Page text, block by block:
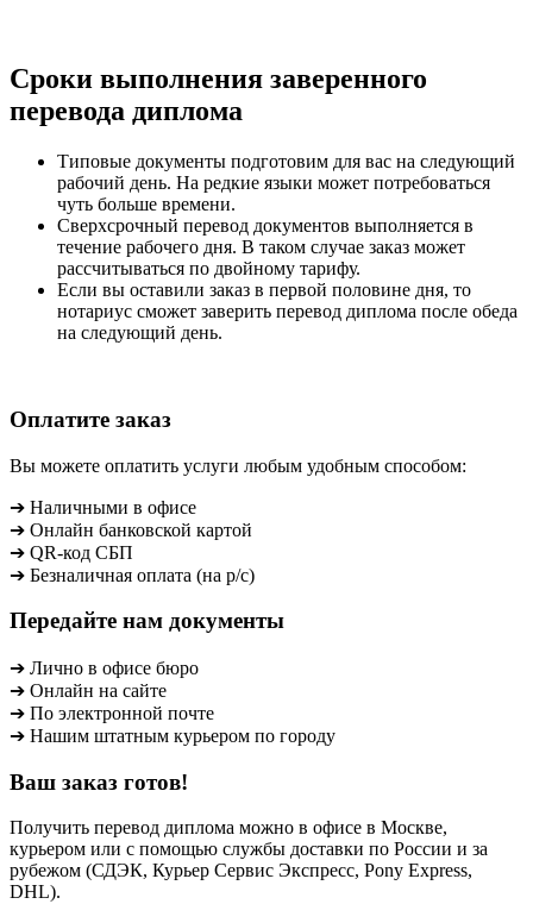
Сроки выполнения заверенного
перевода диплома
Типовые документы подготовим для вас на следующий
рабочий день. На редкие языки может потребоваться
чуть больше времени.
Сверхсрочный перевод документов выполняется в
течение рабочего дня. В таком случае заказ может
рассчитываться по двойному тарифу.
Если вы оставили заказ в первой половине дня, то
нотариус сможет заверить перевод диплома после обеда
на следующий день.
Оплатите заказ
Вы можете оплатить услуги любым удобным способом:
➔ Наличными в офисе
➔ Онлайн банковской картой
➔ QR-код СБП
➔ Безналичная оплата (на р/с)
Передайте нам документы
➔ Лично в офисе бюро
➔ Онлайн на сайте
➔ По электронной почте
➔ Нашим штатным курьером по городу
Ваш заказ готов!
Получить перевод диплома можно в офисе в Москве,
курьером или с помощью службы доставки по России и за
рубежом (СДЭК, Курьер Сервис Экспресс, Pony Express,
DHL).